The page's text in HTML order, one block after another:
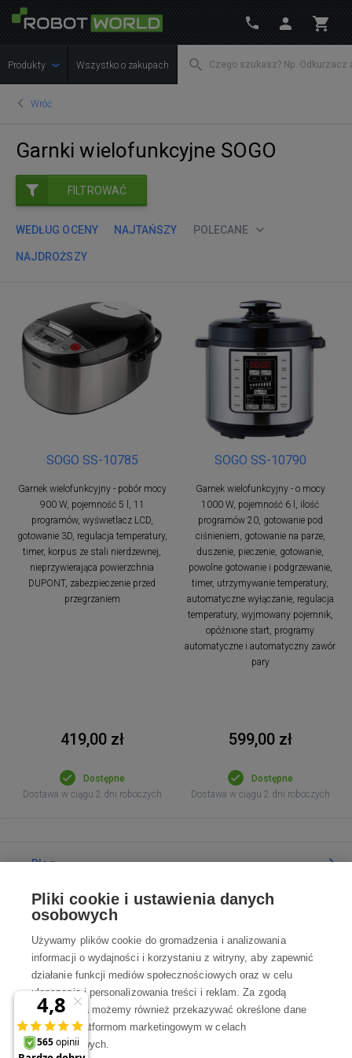
Produkty Wszystko o zakupach
Wróć
Garnki wielofunkcyjne SOGO
FILTROWAĆ
WEDŁUG OCENY NAJTAŃSZY POLECANE
NAJDROŻSZY
SOGO SS-10785
Garnek wielofunkcyjny - pobór mocy
900 W, pojemność 5 l, 11
programów, wyświetlacz LCD,
gotowanie 3D, regulacja temperatury,
timer, korpus ze stali nierdzewnej,
nieprzywierająca powierzchnia
DUPONT, zabezpieczenie przed
przegrzaniem
419,00 zł
Dostępne
Dostawa w ciągu 2 dni roboczych
SOGO SS-10790
Garnek wielofunkcyjny - o mocy
1000 W, pojemność 6 l, ilość
programów 20, gotowanie pod
ciśnieniem, gotowanie na parze,
duszenie, pieczenie, gotowanie,
powolne gotowanie i podgrzewanie,
timer, utrzymywanie temperatury,
automatyczne wyłączanie, regulacja
temperatury, wyjmowany pojemnik,
opóźnione start, programy
automatyczne i automatyczny zawór
pary
599,00 zł
Dostępne
Dostawa w ciągu 2 dni roboczych
Blog
Poradnia
Wszystko o zakupach
Kontakt
Skontaktuj się z Nami
Pliki cookie i ustawienia danych
osobowych
Używamy plików cookie do gromadzenia i analizowania
informacji o wydajności i korzystaniu z witryny, aby zapewnić
działanie funkcji mediów społecznościowych oraz w celu
ulepszania i personalizowania treści i reklam. Za zgodą
użytkownika możemy również przekazywać określone dane
osobowe platformom marketingowym w celach
marketingowych.